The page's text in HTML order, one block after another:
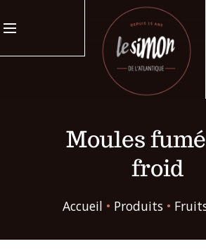
Moules
froid
Accueil • Produits •